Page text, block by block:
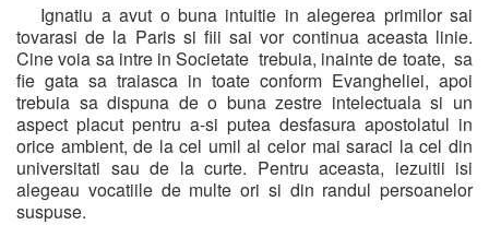
Ignatiu a avut o buna intuitie in alegerea primilor sai
tovarasi de la Paris si fiii sai vor continua aceasta linie.
Cine voia sa intre in Societate trebuia, inainte de toate, sa
fie gata sa traiasca in toate conform Evangheliei, apoi
trebuia sa dispuna de o buna zestre intelectuala si un
aspect placut pentru a-si putea desfasura apostolatul in
orice ambient, de la cel umil al celor mai saraci la cel din
universitati sau de la curte. Pentru aceasta, iezuitii isi
alegeau vocatiile de multe ori si din randul persoanelor
suspuse.